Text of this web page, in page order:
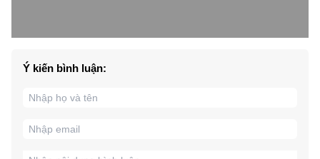
Ý kiến bình luận: